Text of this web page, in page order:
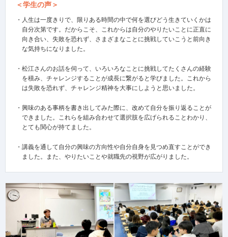
＜学生の声＞
・人生は一度きりで、限りある時間の中で何を選びどう生きていくかは
自分次第です。だからこそ、これからは自分のやりたいことに正直に
向き合い、失敗を恐れず、さまざまなことに挑戦していこうと前向き
な気持ちになりました。
・松江さんのお話を伺って、いろいろなことに挑戦してたくさんの経験
を積み、チャレンジすることが成長に繋がると学びました。これから
は失敗を恐れず、チャレンジ精神を大事にしようと思いました。
・興味のある事柄を書き出してみた際に、改めて自分を振り返ることが
できました。これらを組み合わせて選択肢を広げられることわかり、
とても関心が持てました。
・講義を通して自分の興味の方向性や自分自身を見つめ直すことができ
ました。また、やりたいことや就職先の視野が広がりました。